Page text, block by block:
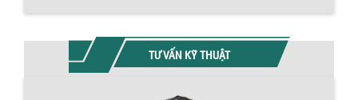
TƯ VẤN KỸ THUẬT